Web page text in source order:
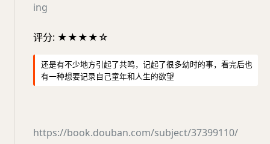
ing
评分: ★★★★☆
还是有不少地方引起了共鸣，记起了很多幼时的事，看完后也
有一种想要记录自己童年和人生的欲望
https://book.douban.com/subject/37399110/